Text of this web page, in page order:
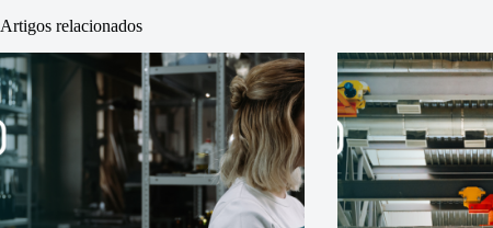
Artigos relacionados